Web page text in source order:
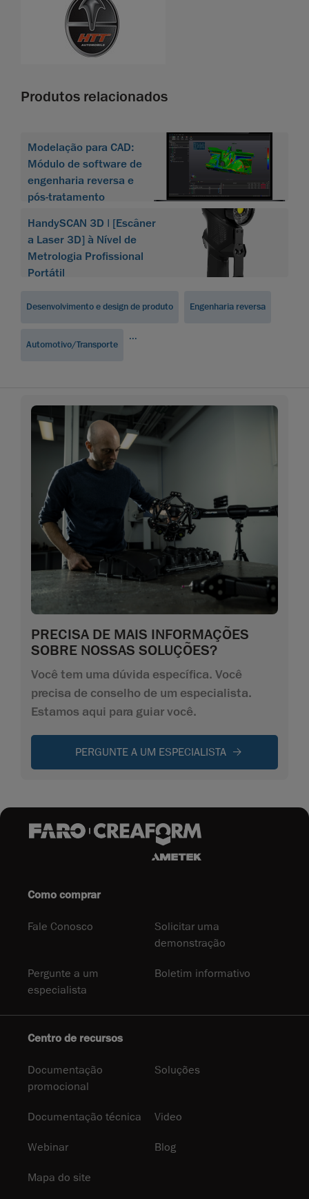
Produtos relacionados
Modelação para CAD:
Módulo de software de
engenharia reversa e
pós-tratamento
HandySCAN 3D | [Escâner
a Laser 3D] à Nível de
Metrologia Profissional
Portátil
Desenvolvimento e design de produto Engenharia reversa
Automotivo/Transporte
...
PRECISA DE MAIS INFORMAÇÕES
SOBRE NOSSAS SOLUÇÕES?
Você tem uma dúvida específica. Você
precisa de conselho de um especialista.
Estamos aqui para guiar você.
PERGUNTE A UM ESPECIALISTA
Como comprar
Fale Conosco
Solicitar uma
demonstração
Pergunte a um
especialista
Boletim informativo
Centro de recursos
Documentação
promocional
Soluções
Documentação técnica Video
Webinar Blog
Mapa do site